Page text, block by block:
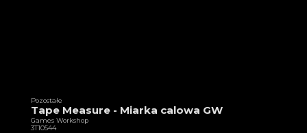
Pozostałe
Tape Measure - Miarka calowa GW
Games Workshop
3T10544